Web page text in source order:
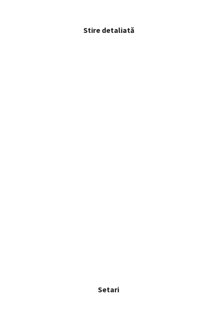
Stire detaliată
Setari